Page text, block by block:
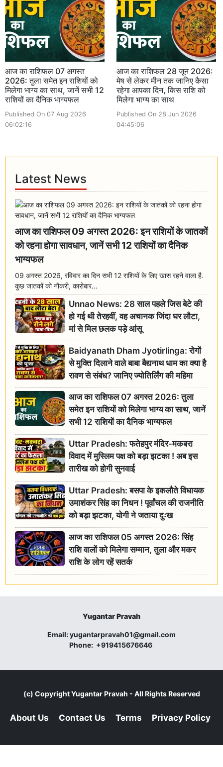
आज का राशिफल 07 अगस्त
2026: तुला समेत इन राशियों को
मिलेगा भाग्य का साथ, जानें सभी 12
राशियों का दैनिक भाग्यफल
Published On 07 Aug 2026
06:02:16
आज का राशिफल 28 जून 2026:
मेष से लेकर मीन तक जानिए कैसा
रहेगा आपका दिन, किस राशि को
मिलेगा भाग्य का साथ
Published On 28 Jun 2026
04:45:06
Latest News
आज का राशिफल 09 अगस्त 2026: इन राशियों के जातकों
को रहना होगा सावधान, जानें सभी 12 राशियों का दैनिक
भाग्यफल
09 अगस्त 2026, रविवार का दिन सभी 12 राशियों के लिए खास रहने वाला है.
कुछ जातकों को नौकरी, कारोबार...
Unnao News: 28 साल पहले जिस बेटे की
हो गई थी तेरहवीं, वह अचानक जिंदा घर लौटा,
मां से मिल छलक पड़े आंसू
Baidyanath Dham Jyotirlinga: रोगों
से मुक्ति दिलाने वाले बाबा बैद्यनाथ धाम का क्या है
रावण से संबंध? जानिए ज्योतिर्लिंग की महिमा
आज का राशिफल 07 अगस्त 2026: तुला
समेत इन राशियों को मिलेगा भाग्य का साथ, जानें
सभी 12 राशियों का दैनिक भाग्यफल
Uttar Pradesh: फतेहपुर मंदिर-मकबरा
विवाद में मुस्लिम पक्ष को बड़ा झटका ! अब इस
तारीख को होगी सुनवाई
Uttar Pradesh: बसपा के इकलौते विधायक
उमाशंकर सिंह का निधन ! पूर्वांचल की राजनीति
को बड़ा झटका, योगी ने जताया दुःख
आज का राशिफल 05 अगस्त 2026: सिंह
राशि वालों को मिलेगा सम्मान, तुला और मकर
राशि के लोग रहें सतर्क
Yugantar Pravah
Email:yugantarpravah01@gmail.com
Phone: +919415676646
(c) CopyrightYugantar Pravah - All Rights Reserved
About Us Contact Us Terms Privacy Policy